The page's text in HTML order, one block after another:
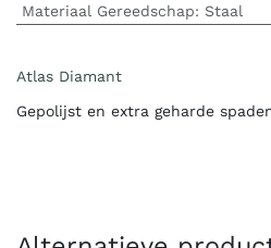
Materiaal Gereedschap: Staal
Atlas Diamant
Gepolijst en extra geharde